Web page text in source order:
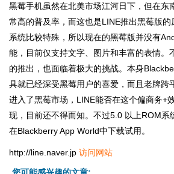
黑莓手机虽然在北美市场江河日下，但在东
常高的普及率，而这也是LINE推出黑莓版
系统比较特殊，所以现在的黑莓版并没有
能，目前仅支持文字、图片和丰富的表情。
的推出，也面临着极大的挑战。本身
具就已经深受黑莓用户的喜爱，而且老牌跨
进入了黑莓市场，LINE能否在这个偏商务+
现，目前还不得而知。不过5.0 以上ROM系
在Blackberry App World中下载试用。
http://line.naver.jp 访问网站